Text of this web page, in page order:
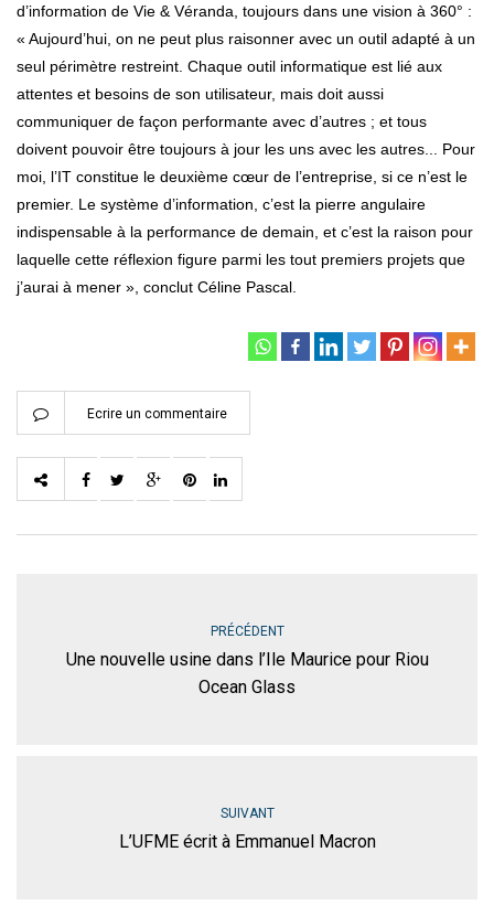
d’information de Vie & Véranda, toujours dans une vision à 360° :
« Aujourd’hui, on ne peut plus raisonner avec un outil adapté à un
seul périmètre restreint. Chaque outil informatique est lié aux
attentes et besoins de son utilisateur, mais doit aussi
communiquer de façon performante avec d’autres ; et tous
doivent pouvoir être toujours à jour les uns avec les autres... Pour
moi, l’IT constitue le deuxième cœur de l’entreprise, si ce n’est le
premier. Le système d’information, c’est la pierre angulaire
indispensable à la performance de demain, et c’est la raison pour
laquelle cette réflexion figure parmi les tout premiers projets que
j’aurai à mener », conclut Céline Pascal.
Ecrire un commentaire
PRÉCÉDENT
Une nouvelle usine dans l’Ile Maurice pour Riou
Ocean Glass
SUIVANT
L’UFME écrit à Emmanuel Macron